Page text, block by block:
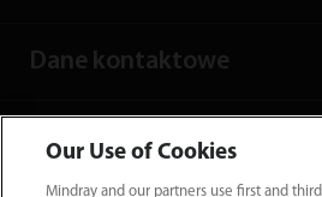
Dane kontaktowe
Our Use of Cookies
Mindray and our partners use first and